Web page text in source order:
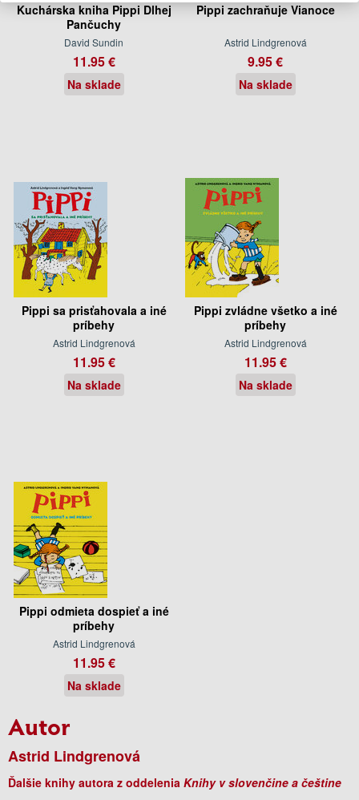
Kuchárska kniha Pippi Dlhej
Pančuchy
David Sundin
11.95 €
Na sklade
Pippi zachraňuje Vianoce
Astrid Lindgrenová
9.95 €
Na sklade
Pippi sa prisťahovala a iné
príbehy
Astrid Lindgrenová
11.95 €
Na sklade
Pippi zvládne všetko a iné
príbehy
Astrid Lindgrenová
11.95 €
Na sklade
Pippi odmieta dospieť a iné
príbehy
Astrid Lindgrenová
11.95 €
Na sklade
Autor
Astrid Lindgrenová
Ďalšie knihy autora z oddelenia Knihy v slovenčine a češtine